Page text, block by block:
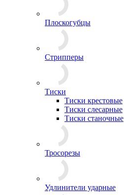
Плоскогубцы
Стрипперы
Тиски
Тиски крестовые
Тиски слесарные
Тиски станочные
Тросорезы
Удлинители ударные